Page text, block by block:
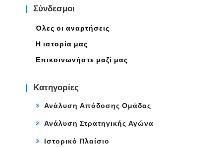
Σύνδεσμοι
Όλες οι αναρτήσεις
Η ιστορία μας
Επικοινωνήστε μαζί μας
Κατηγορίες
Ανάλυση Απόδοσης Ομάδας
Ανάλυση Στρατηγικής Αγώνα
Ιστορικό Πλαίσιο